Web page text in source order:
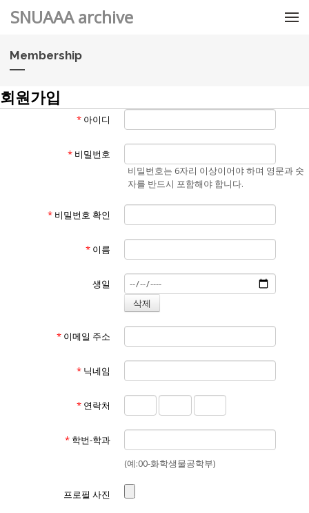
SNUAAA archive
Membership
회원가입
* 아이디
* 비밀번호
비밀번호는 6자리 이상이어야 하며 영문과 숫
자를 반드시 포함해야 합니다.
* 비밀번호 확인
* 이름
생일
* 이메일 주소
* 닉네임
* 연락처
* 학번-학과
(예:00-화학생물공학부)
프로필 사진